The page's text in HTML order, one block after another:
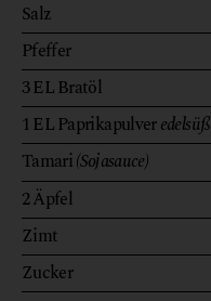
Salz
Pfeffer
3EL Bratöl
1 ELPaprikapulveredelsüß
Tamari(Sojasauce)
2Äpfel
Zimt
Zucker